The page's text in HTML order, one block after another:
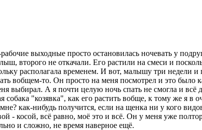
выходные просто остановилась ночевать у
второго не откачали. Его растили на смеси и
располагала временем. И вот, малышу три недели и
вобщем-то. Он просто на меня посмотрел и это
выбирал. А я почти целую ночь спать не смогла и всё
"козявка", как его растить вобще, к тому же я
как-нибудь получится, если на щенка ни у кого
- косой, всё равно, моё это и всё. Он у меня уже
и сложно, не время наверное ещё.